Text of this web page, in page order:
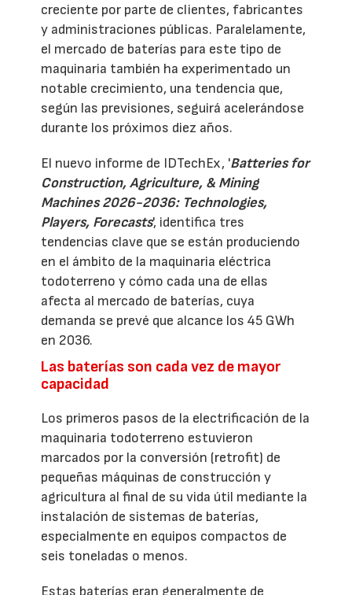
creciente por parte de clientes, fabricantes
y administraciones públicas. Paralelamente,
el mercado de baterías para este tipo de
maquinaria también ha experimentado un
notable crecimiento, una tendencia que,
según las previsiones, seguirá acelerándose
durante los próximos diez años.
El nuevo informe de IDTechEx, 'Batteries for
Construction, Agriculture, & Mining
Machines 2026-2036: Technologies,
Players, Forecasts', identifica tres
tendencias clave que se están produciendo
en el ámbito de la maquinaria eléctrica
todoterreno y cómo cada una de ellas
afecta al mercado de baterías, cuya
demanda se prevé que alcance los 45 GWh
en 2036.
Las baterías son cada vez de mayor
capacidad
Los primeros pasos de la electrificación de la
maquinaria todoterreno estuvieron
marcados por la conversión (retrofit) de
pequeñas máquinas de construcción y
agricultura al final de su vida útil mediante la
instalación de sistemas de baterías,
especialmente en equipos compactos de
seis toneladas o menos.
Estas baterías eran generalmente de